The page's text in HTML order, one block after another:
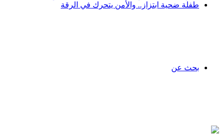
طفلة ضحية ابتزاز.. والأمن يتحرك في الرقة
بحث عن